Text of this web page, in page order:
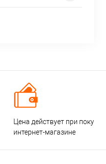
Цена действует при
интернет-магазине